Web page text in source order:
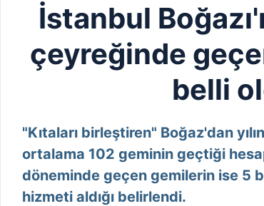
İstanbul
çeyreğinde
belli
"Kıtaları birleştiren" Boğaz'dan
ortalama 102 geminin geçtiği
döneminde geçen gemilerin ise 5
hizmeti aldığı belirlendi.